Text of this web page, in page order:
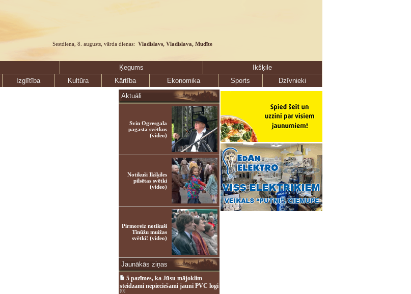
Sestdiena, 8. augusts, vārda dienas: Vladislavs, Vladislava, Mudīte
Ķegums
Ikšķile
Izglītība Kultūra Kārtība Ekonomika Sports
Dzīvnieki
Aktuāli
Svin Ogresgala
pagasta svētkus
(video)
Notikuši Ikšķiles
pilsētas svētki
(video)
Pirmoreiz notikuši
Tīnūžu muižas
svētki! (video)
Jaunākās ziņas
5 pazīmes, ka Jūsu mājoklim
steidzami nepieciešami jauni PVC logi
[0]